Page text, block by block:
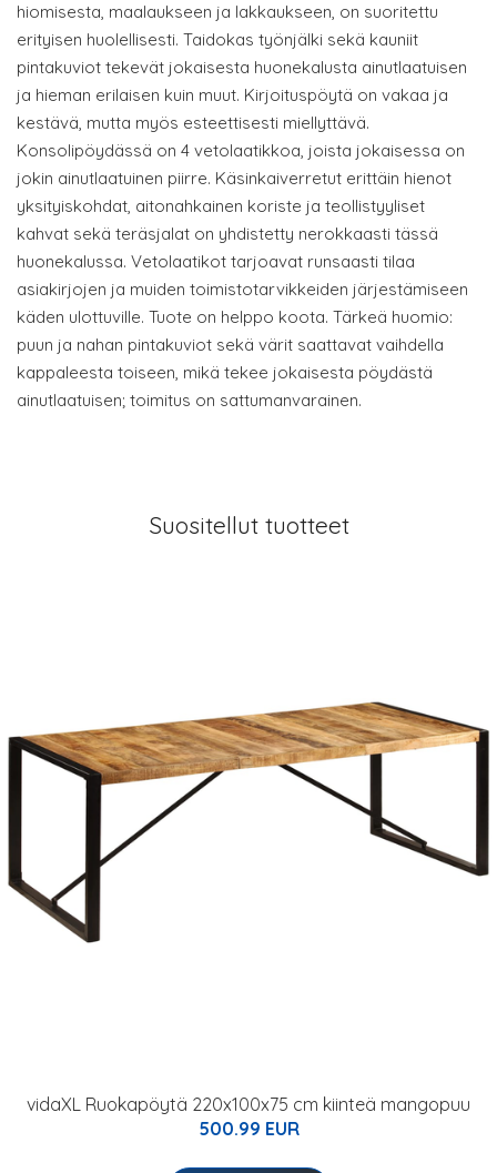
hiomisesta, maalaukseen ja lakkaukseen, on suoritettu
erityisen huolellisesti. Taidokas työnjälki sekä kauniit
pintakuviot tekevät jokaisesta huonekalusta ainutlaatuisen
ja hieman erilaisen kuin muut. Kirjoituspöytä on vakaa ja
kestävä, mutta myös esteettisesti miellyttävä.
Konsolipöydässä on 4 vetolaatikkoa, joista jokaisessa on
jokin ainutlaatuinen piirre. Käsinkaiverretut erittäin hienot
yksityiskohdat, aitonahkainen koriste ja teollistyyliset
kahvat sekä teräsjalat on yhdistetty nerokkaasti tässä
huonekalussa. Vetolaatikot tarjoavat runsaasti tilaa
asiakirjojen ja muiden toimistotarvikkeiden järjestämiseen
käden ulottuville. Tuote on helppo koota. Tärkeä huomio:
puun ja nahan pintakuviot sekä värit saattavat vaihdella
kappaleesta toiseen, mikä tekee jokaisesta pöydästä
ainutlaatuisen; toimitus on sattumanvarainen.
Suositellut tuotteet
vidaXL Ruokapöytä 220x100x75 cm kiinteä mangopuu
500.99 EUR